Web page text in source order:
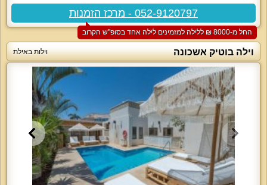
052-9120797 - מרכז הזמנות
החל מ-‏8000 ₪ ללילה למזמינים לילה אחד בסופ"ש הקרוב
וילה בוטיק אשכונה וילות באילת